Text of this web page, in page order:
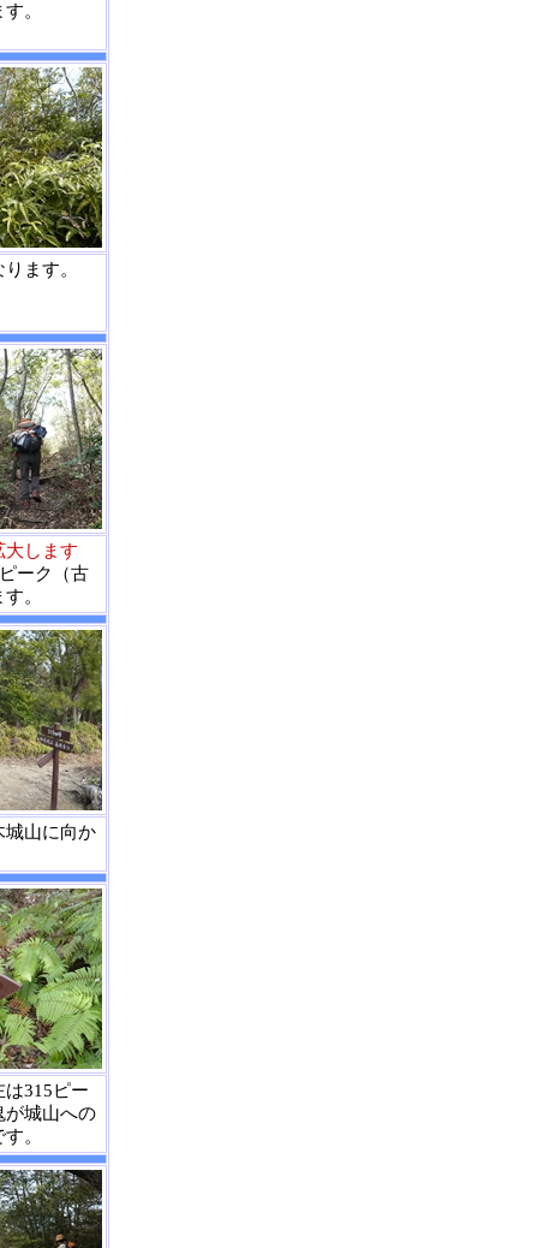
。
ます。
大します
ーク（古
。
城山に向か
315ピー
が城山への
。